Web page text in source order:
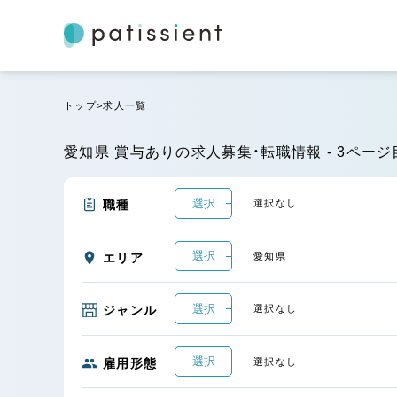
トップ 求人一覧
愛知県 賞与ありの求人募集・転職情報 - 3ページ
職種 選択 選択なし
エリア 選択 愛知県
ジャンル 選択 選択なし
雇用形態 選択 選択なし